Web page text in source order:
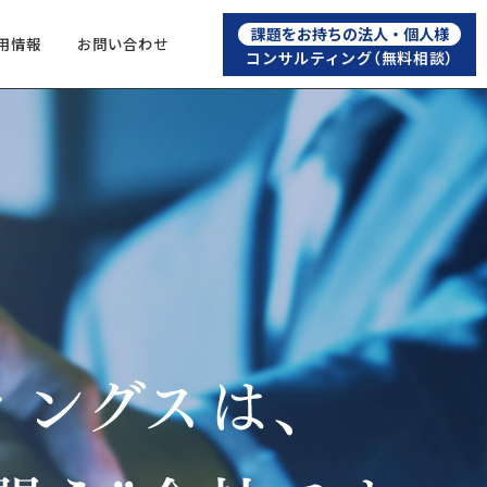
情報 お問い合わせ
課題をお持ちの法人・個人様
コンサルティング（無料相談）